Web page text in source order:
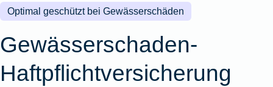
Produktübersicht
Zur
Optimal geschützt bei Gewässerschäden
Gewässerschaden-
Haftpflichtversicherung